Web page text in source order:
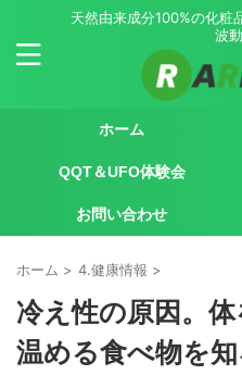
天然由来成分100%の化粧
波
ホーム
QQT＆UFO体験会
お問い合わせ
ホーム > 4.健康情報 >
冷え性の原因。体
温める食べ物を知